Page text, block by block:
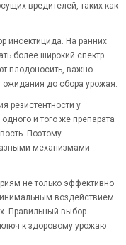
вредителей, таких как
инсектицида. На ранних
более широкий спектр
плодоносить, важно
ожидания до сбора урожая.
резистентности у
и того же препарата
Поэтому
механизмами
не только эффективно
воздействием
Правильный выбор
к здоровому урожаю